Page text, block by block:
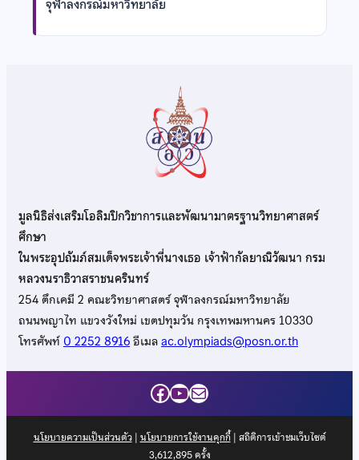
จุฬาลงกรณ์มหาวิทยาลัย
มูลนิธิส่งเสริมโอลิมปิกวิชาการและพัฒนามาตรฐานวิทยาศาสตร์
ศึกษา
ในพระอุปถัมภ์สมเด็จพระเจ้าพี่นางเธอ เจ้าฟ้ากัลยาณิวัฒนา กรม
หลวงนราธิวาสราชนครินทร์
254 ตึกเคมี 2 คณะวิทยาศาสตร์ จุฬาลงกรณ์มหาวิทยาลัย
ถนนพญาไท แขวงวังใหม่ เขตปทุมวัน กรุงเทพมหานคร 10330
โทรศัพท์0 2252 8916อีเมลac.olympiads@posn.or.th
Facebook
YouTube
Mail
นโยบายความเป็นส่วนตัว| นโยบายการใช้งานคุกกี้| สถิติการเข้าชมเว็บไซต์
3,612,895ครั้ง